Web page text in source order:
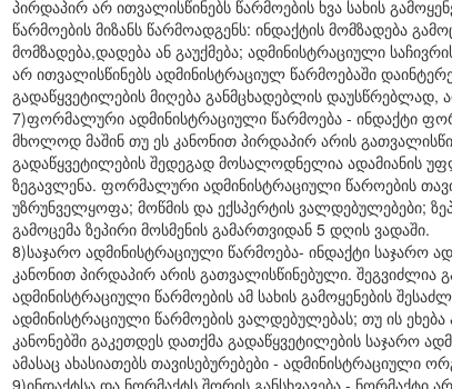
პირდაპირ არ ითვალისწინებს წარმოების ხვა სახის
წარმოების მიზანს წარმოადგენს: ინდაქტის მომზადება
მომზადება,დადება ან გაუქმება; ადმინისტრაციული
არ ითვალისწინებს ადმინისტრაციულ წარმოებაში
გადაწყვეტილების მიღება განმცხადებლის
7)ფორმალური ადმინისტრაციული წარმოება - ინდაქტი
მხოლოდ მაშინ თუ ეს კანონით პირდაპირ არის
გადაწყვეტილების შედეგად მოსალოდნელია ადამიანის
ზეგავლენა. ფორმალური ადმინისტრაციული წაროების
უზრუნველყოფა; მოწმის და ექსპერტის ვალდებულებები;
გამოცემა ზეპირი მოსმენის გამართვიდან 5 დღის ვადაში.
8)საჯარო ადმინისტრაციული წარმოება- ინდაქტი საჯარო
კანონით პირდაპირ არის გათვალისწინებული. შეგვიძლია
ადმინისტრაციული წარმოების ამ სახის გამოყენების
ადმინისტრაციული წარმოების ვალდებულებას; თუ ის
კანონებში გაკეთდეს დათქმა გადაწყვეტილების საჯარო
ამასაც ახასიათებს თავისებურებები - ადმინისტრაციული
9)ინდაქტსა და ნორმაქტს შორის განსხვავება - ნორმაქტი